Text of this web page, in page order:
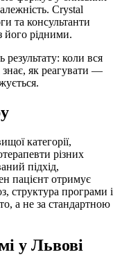
Crystal
та консультанти
його рідними.
результату: коли вся
знає, як реагувати —
категорії,
різних
підхід,
пацієнт отримує
структура програми і
а не за стандартною
у Львові